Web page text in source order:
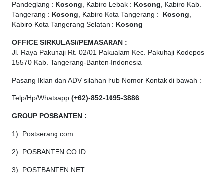
Pandeglang : Kosong, Kabiro Lebak : Kosong, Kabiro Kab.
Tangerang : Kosong, Kabiro Kota Tangerang : Kosong,
Kabiro Kota Tangerang Selatan : Kosong
OFFICE SIRKULASI/PEMASARAN :
Jl. Raya Pakuhaji Rt. 02/01 Pakualam Kec. Pakuhaji Kodepos
15570 Kab. Tangerang-Banten-Indonesia
Pasang Iklan dan ADV silahan hub Nomor Kontak di bawah :
Telp/Hp/Whatsapp (+62)-852-1695-3886
GROUP POSBANTEN :
1). Postserang.com
2). POSBANTEN.CO.ID
3). POSTBANTEN.NET